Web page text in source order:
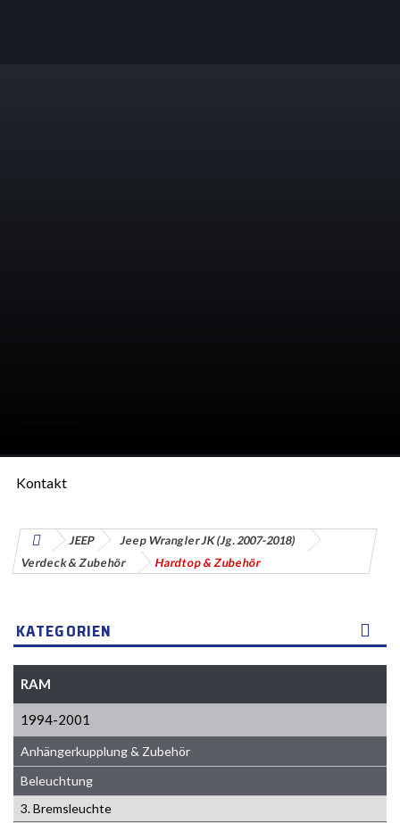
Kontakt
JEEP
Jeep Wrangler JK (Jg. 2007-2018)
Verdeck & Zubehör
Hardtop & Zubehör
KATEGORIEN
RAM
1994-2001
Anhängerkupplung & Zubehör
Beleuchtung
3. Bremsleuchte